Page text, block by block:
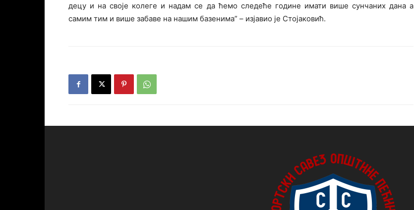
децу и на своје колеге и надам се да ћемо следеће године имати више сунчаних дана а
самим тим и више забаве на нашим базенима” – изјавио је Стојаковић.